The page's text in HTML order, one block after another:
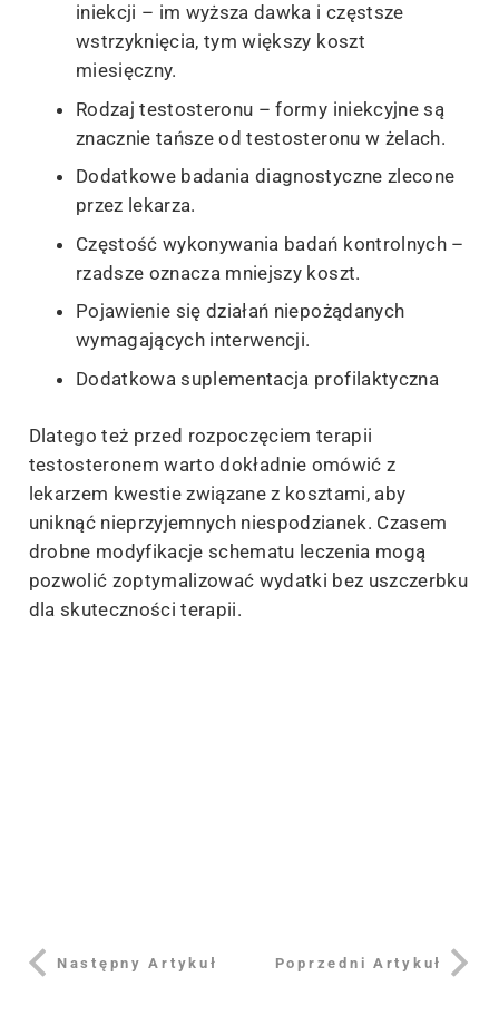
iniekcji – im wyższa dawka i częstsze
wstrzyknięcia, tym większy koszt
miesięczny.
Rodzaj testosteronu – formy iniekcyjne są
znacznie tańsze od testosteronu w żelach.
Dodatkowe badania diagnostyczne zlecone
przez lekarza.
Częstość wykonywania badań kontrolnych –
rzadsze oznacza mniejszy koszt.
Pojawienie się działań niepożądanych
wymagających interwencji.
Dodatkowa suplementacja profilaktyczna
Dlatego też przed rozpoczęciem terapii
testosteronem warto dokładnie omówić z
lekarzem kwestie związane z kosztami, aby
uniknąć nieprzyjemnych niespodzianek. Czasem
drobne modyfikacje schematu leczenia mogą
pozwolić zoptymalizować wydatki bez uszczerbku
dla skuteczności terapii.
Następny Artykuł Poprzedni Artykuł